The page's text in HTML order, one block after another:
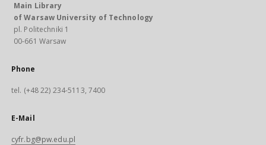
Main Library
of Warsaw University of Technology
pl. Politechniki 1
00-661 Warsaw
Phone
tel. (+48 22) 234-5113, 7400
E-Mail
cyfr.bg@pw.edu.pl